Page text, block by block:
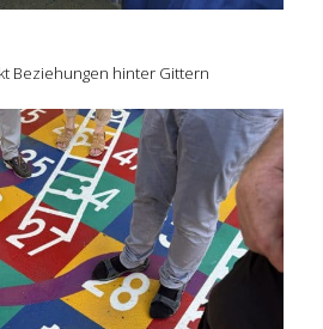
Beziehungen hinter Gittern